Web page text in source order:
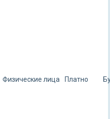
Физические лица Платно